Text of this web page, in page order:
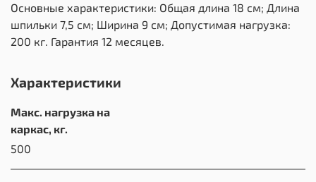
Основные характеристики: Общая длина 18 см; Длина
шпильки 7,5 см; Ширина 9 см; Допустимая нагрузка:
200 кг. Гарантия 12 месяцев.
Характеристики
Макс. нагрузка на
каркас, кг.
500